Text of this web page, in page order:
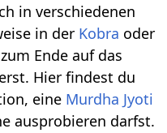
in verschiedenen
in der Kobra oder
Ende auf das
Hier findest du
eine Murdha Jyoti
ausprobieren darfst.